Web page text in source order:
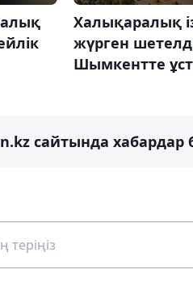
Халықаралық
жүрген
Шымкентте
сайтында хабардар